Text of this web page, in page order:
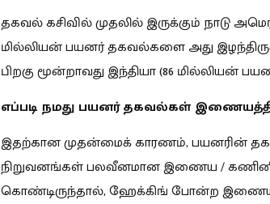
தகவல் கசிவில் முதலில் இருக்கும் நாடு
மில்லியன் பயனர் தகவல்களை அது
பிறகு மூன்றாவது இந்தியா (86 மில்லியன்
எப்படி நமது பயனர் தகவல்கள்
இதற்கான முதன்மைக் காரணம், பயனரின்
நிறுவனங்கள் பலவீனமான இணைய /
கொண்டிருந்தால், ஹேக்கிங் போன்ற